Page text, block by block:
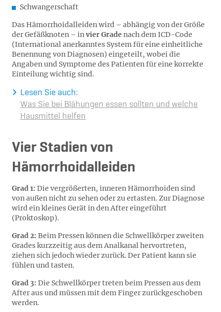
Schwangerschaft
Das Hämorrhoidalleiden wird – abhängig von der Größe
der Gefäßknoten – invier Gradenach dem ICD-Code
(International anerkanntes System für eine einheitliche
Benennung von Diagnosen) eingeteilt, wobei die
Angaben und Symptome des Patienten für eine korrekte
Einteilung wichtig sind.
Lesen Sie auch:
Was Sie bei Blähungen essen sollten und welche
Hausmittel helfen
Vier Stadien von
Hämorrhoidalleiden
Grad 1: Die vergrößerten, inneren Hämorrhoiden sind
von außen nicht zu sehen oder zu ertasten. Zur Diagnose
wird ein kleines Gerät in den After eingeführt
(Proktoskop).
Grad 2: Beim Pressen können die Schwellkörper zweiten
Grades kurzzeitig aus dem Analkanal hervortreten,
ziehen sich jedoch wieder zurück. Der Patient kann sie
fühlen und tasten.
Grad 3: Die Schwellkörper treten beim Pressen aus dem
After aus und müssen mit dem Finger zurückgeschoben
werden.